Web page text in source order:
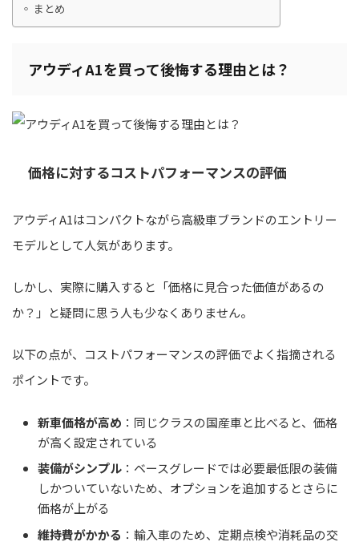
まとめ
アウディA1を買って後悔する理由とは？
価格に対するコストパフォーマンスの評価
アウディA1はコンパクトながら高級車ブランドのエントリー
モデルとして人気があります。
しかし、実際に購入すると「価格に見合った価値があるの
か？」と疑問に思う人も少なくありません。
以下の点が、コストパフォーマンスの評価でよく指摘される
ポイントです。
新車価格が高め ：同じクラスの国産車と比べると、価格
が高く設定されている
装備がシンプル ：ベースグレードでは必要最低限の装備
しかついていないため、オプションを追加するとさらに
価格が上がる
維持費がかかる ：輸入車のため、定期点検や消耗品の交